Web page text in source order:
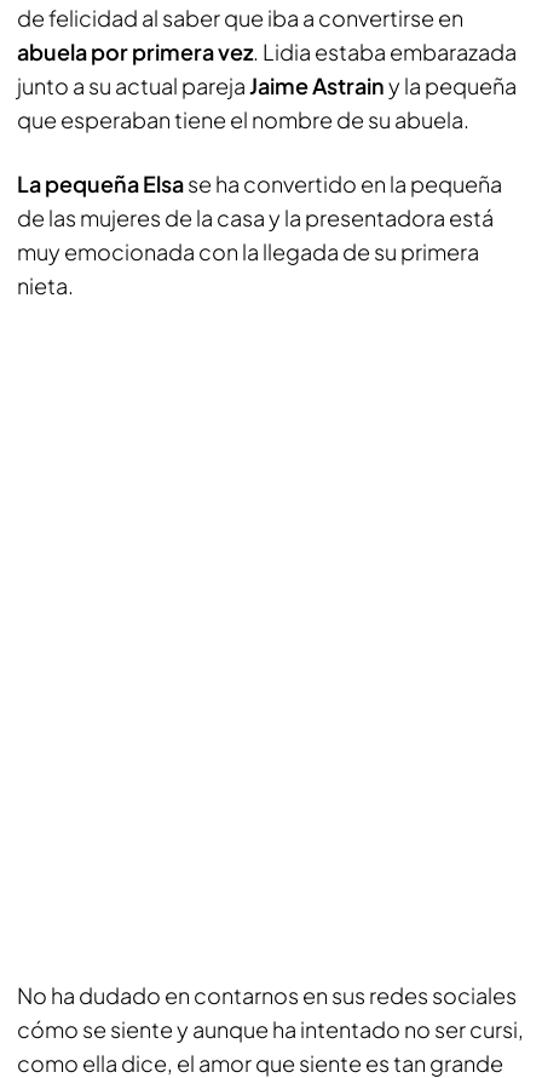
de felicidad al saber que iba a convertirse en
abuela por primera vez. Lidia estaba embarazada
junto a su actual parejaJaime Astrainy la pequeña
que esperaban tiene el nombre de su abuela.
La pequeña Elsase ha convertido en la pequeña
de las mujeres de la casa y la presentadora está
muy emocionada con la llegada de su primera
nieta.
No ha dudado en contarnos en sus redes sociales
cómo se siente y aunque ha intentado no ser cursi,
como ella dice, el amor que siente es tan grande